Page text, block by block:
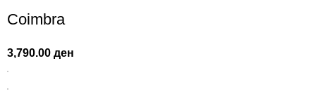
Coimbra
3,790.00ден